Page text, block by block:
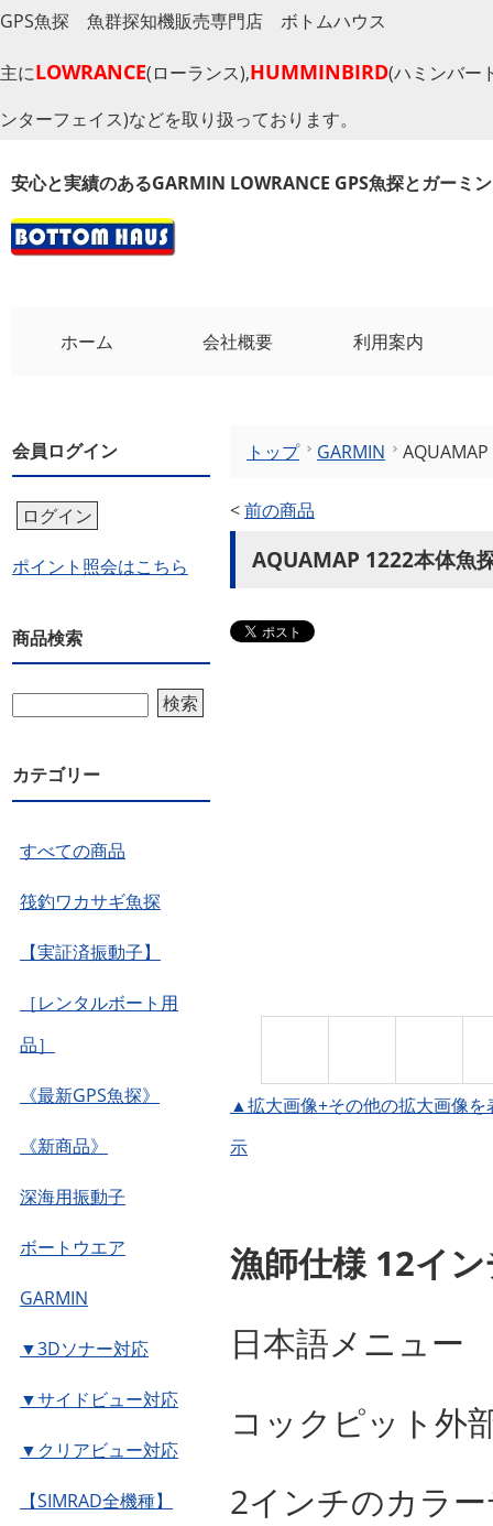
GPS魚探 魚群探知機販売専門店 ボトムハウス
主にLOWRANCE(ローランス),HUMMINBIRD(ハミンバー
ンターフェイス)などを取り扱っております。
安心と実績のあるGARMIN LOWRANCE GPS魚探とガーミ
ホーム 会社概要 利用案内
会員ログイン
ログイン
ポイント照会はこちら
商品検索
検索
カテゴリー
すべての商品
筏釣ワカサギ魚探
【実証済振動子】
［レンタルボート用
品］
《最新GPS魚探》
《新商品》
深海用振動子
ボートウエア
GARMIN
▼3Dソナー対応
▼サイドビュー対応
▼クリアビュー対応
【SIMRAD全機種】
トップ GARMIN
<前の商品
AQUAMAP 1222本体魚
▲拡大画像+その他の拡大画像を
示
漁師仕様 12イ
日本語メニュー
コックピット外
2インチのカラ